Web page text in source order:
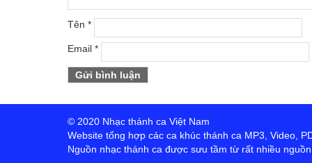
Tên *
Email *
© 2020 Nhạc thánh ca Việt Nam
Website tổng hợp các ca khúc thánh ca MP3, Video,
Nguồn nhạc thánh ca được sưu tầm từ rất nhiều